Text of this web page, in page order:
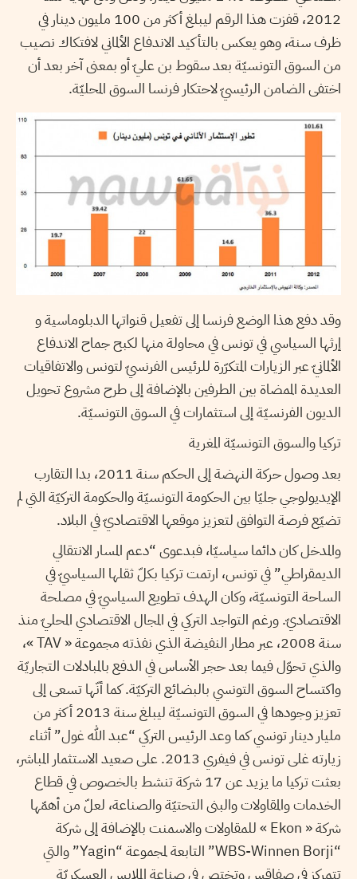
2012، قفزت هذا الرقم ليبلغ أكثر من 100 مليون دينار في
ظرف سنة، وهو يعكس بالتأكيد الاندفاع الألماني لافتكاك نصيب
من السوق التونسيّة بعد سقوط بن عليّ أو بمعنى آخر بعد أن
اختفى الضامن الرئيسيّ لاحتكار فرنسا السوق المحليّة.
وقد دفع هذا الوضع فرنسا إلى تفعيل قنواتها الدبلوماسية و
إرثها السياسي في تونس في محاولة منها لكبح جماح الاندفاع
الألمانيّ عبر الزيارات المتكرّرة للرئيس الفرنسيّ لتونس والاتفاقيات
العديدة الممضاة بين الطرفين بالإضافة إلى طرح مشروع تحويل
الديون الفرنسيّة إلى استثمارات في السوق التونسيّة.
تركيا والسوق التونسيّة المغرية
بعد وصول حركة النهضة إلى الحكم سنة 2011، بدا التقارب
الإيديولوجي جليّا بين الحكومة التونسيّة والحكومة التركيّة التي لم
تضيّع فرصة التوافق لتعزيز موقعها الاقتصاديّ في البلاد.
والمدخل كان دائما سياسيّا، فبدعوى “دعم المسار الانتقالي
الديمقراطي” في تونس، ارتمت تركيا بكلّ ثقلها السياسيّ في
الساحة التونسيّة، وكان الهدف تطويع السياسيّ في مصلحة
الاقتصاديّ. ورغم التواجد التركي في المجال الاقتصادي المحليّ منذ
سنة 2008، عبر مطار النفيضة الذي نفذته مجموعة « TAV »،
والذي تحوّل فيما بعد حجر الأساس في الدفع بالمبادلات التجاريّة
واكتساح السوق التونسي بالبضائع التركيّة. كما أنّها تسعى إلى
تعزيز وجودها في السوق التونسيّة ليبلغ سنة 2013 أكثر من
مليار دينار تونسي كما وعد الرئيس التركي “عبد الله غول” أثناء
زيارته غلى تونس في فيفري 2013. على صعيد الاستثمار المباشر،
بعثت تركيا ما يزيد عن 17 شركة تنشط بالخصوص في قطاع
الخدمات والمقاولات والبنى التحتيّة والصناعة، لعلّ من أهمّها
شركة « Ekon » للمقاولات والاسمنت بالإضافة إلى شركة
“WBS-Winnen Borji” التابعة لمجموعة “Yagin” والتي
تتمركز في صفاقس وتختص في صناعة الملابس العسكريّة